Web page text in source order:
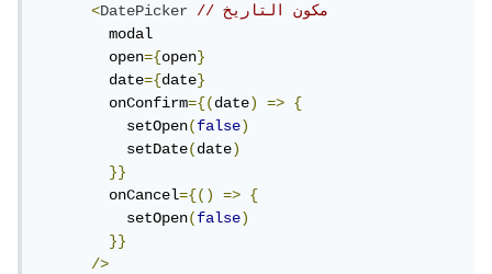
<DatePicker
        modal
        open
={open}
        date
={date}
        onConfirm
={(date) =>
{
          setOpen
(false)
          setDate
(date)
}}
        onCancel
={() =>
{
          setOpen
(false)
}}
/>